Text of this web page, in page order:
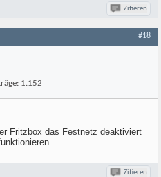
Zitieren
#18
1.152
Fritzbox das Festnetz deaktiviert
Zitieren